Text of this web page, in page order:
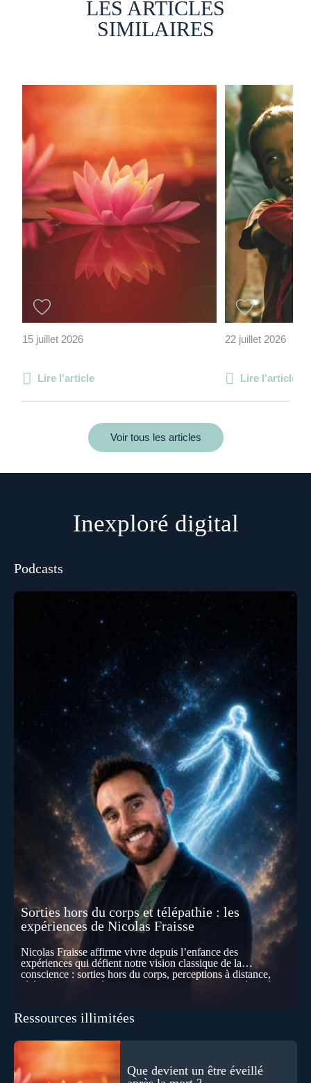
LES ARTICLES
SIMILAIRES
15 juillet 2026
Lire l'article
22 juillet 2026
Lire l'article
Voir tous les articles
Inexploré digital
Podcasts
Sorties hors du corps et télépathie : les
expériences de Nicolas Fraisse
Nicolas Fraisse affirme vivre depuis l’enfance des
expériences qui défient notre vision classique de la
conscience : sorties hors du corps, perceptions à distance,
télépathie spontanée… Comment accueillir ces phénomènes
les pensées d’autrui ? Que deviennent l’espace, le temps… et
disparaître ? Au fil de cet échange, Nicolas raconte ses
expériences les plus troublantes : visions vérifiées,
explorations du cosmos, présence d’autres consciences
durant ses sorties, protocoles scientifiques… et toujours, cette
Ressources illimitées
Que devient un être éveillé